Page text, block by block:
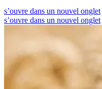
s’ouvre dans un nouvel onglet
s’ouvre dans un nouvel onglet